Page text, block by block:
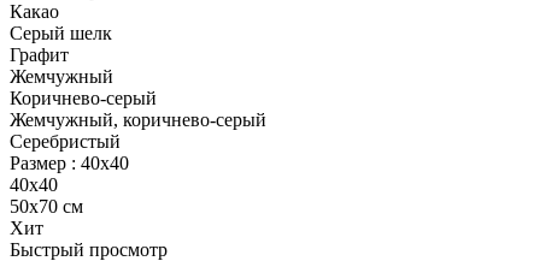
Какао
Серый шелк
Графит
Жемчужный
Коричнево-серый
Жемчужный, коричнево-серый
Серебристый
Размер : 40x40
40x40
50х70 см
Хит
Быстрый просмотр